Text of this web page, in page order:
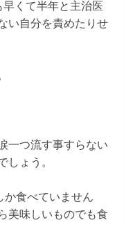
くて半年と主治医
い自分を責めたりせ
一つ流す事すらない
しょう。
か食べていません
美味しいものでも食